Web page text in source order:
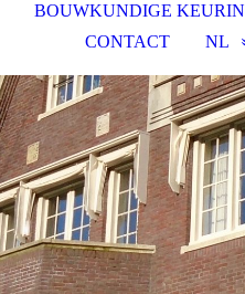
BOUWKUNDIGE
CONTACT
NL